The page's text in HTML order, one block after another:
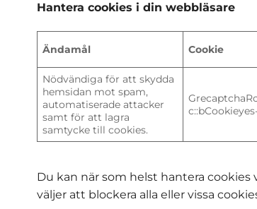
Hantera cookies i din webbläsare
Ändamål Cookie
Nödvändiga för att skydda
hemsidan mot spam,
automatiserade attacker
samt för att lagra
samtycke till cookies.
Du kan när som helst hantera cookies
väljer att blockera alla eller vissa